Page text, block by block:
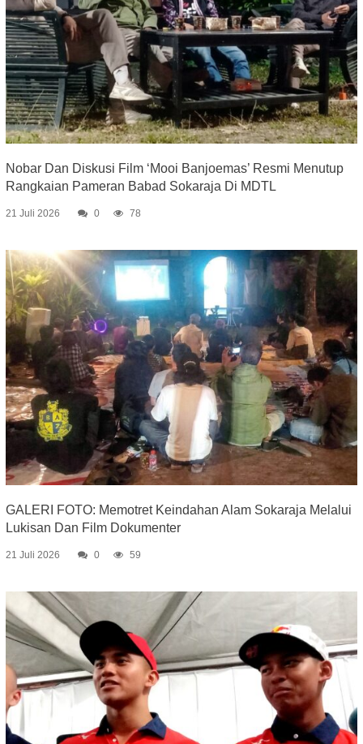
Nobar Dan Diskusi Film ‘Mooi Banjoemas’ Resmi Menutup
Rangkaian Pameran Babad Sokaraja Di MDTL
21 Juli 2026 0 78
GALERI FOTO: Memotret Keindahan Alam Sokaraja Melalui
Lukisan Dan Film Dokumenter
21 Juli 2026 0 59